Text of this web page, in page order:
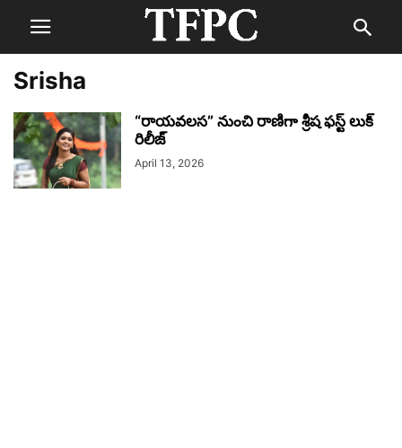
Srisha
“రాయవలస” నుంచి రాణిగా శ్రీష ఫస్ట్ లుక్
రిలీజ్
April 13, 2026